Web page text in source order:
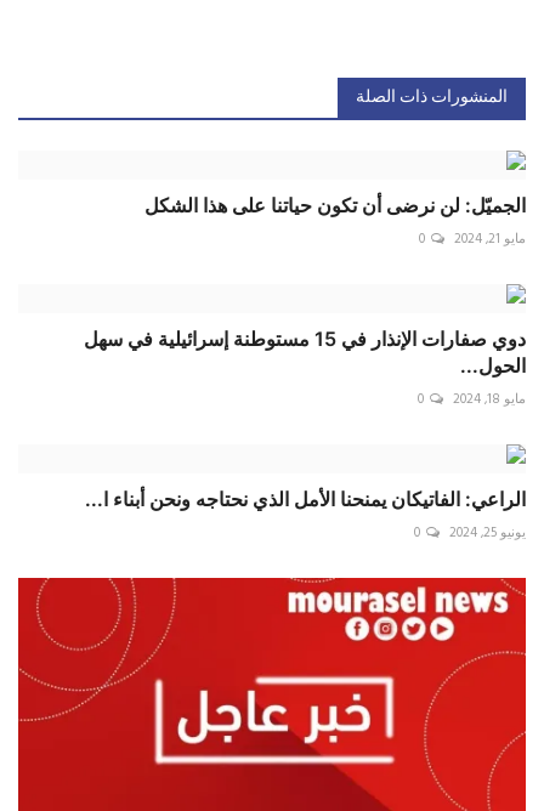
المنشورات ذات الصلة
الجميّل: لن نرضى أن تكون حياتنا على هذا الشكل
مايو 21, 2024 0
دوي صفارات الإنذار في 15 مستوطنة إسرائيلية في سهل
الحول...
مايو 18, 2024 0
الراعي: الفاتيكان يمنحنا الأمل الذي نحتاجه ونحن أبناء ا...
يونيو 25, 2024 0